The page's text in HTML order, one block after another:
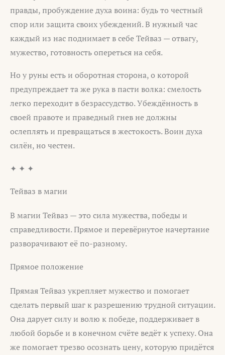
правды, пробуждение духа воина: будь то честный
спор или защита своих убеждений. В нужный час
каждый из нас поднимает в себе Тейваз — отвагу,
мужество, готовность опереться на себя.
Но у руны есть и оборотная сторона, о которой
предупреждает та же рука в пасти волка: смелость
легко переходит в безрассудство. Убеждённость в
своей правоте и праведный гнев не должны
ослеплять и превращаться в жестокость. Воин духа
силён, но честен.
✦ ✦ ✦
Тейваз в магии
В магии Тейваз — это сила мужества, победы и
справедливости. Прямое и перевёрнутое начертание
разворачивают её по-разному.
Прямое положение
Прямая Тейваз укрепляет мужество и помогает
сделать первый шаг к разрешению трудной ситуации.
Она дарует силу и волю к победе, поддерживает в
любой борьбе и в конечном счёте ведёт к успеху. Она
же помогает трезво осознать цену, которую придётся